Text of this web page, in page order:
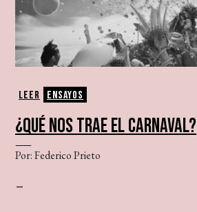
Leer Ensayos
¿QUÉ NOS TRAE EL CARNAVAL?
Por: Federico Prieto
–